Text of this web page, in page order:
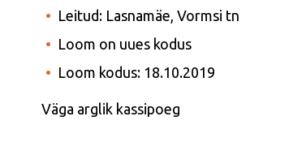
Leitud: Lasnamäe, Vormsi tn
Loom on uues kodus
Loom kodus: 18.10.2019
Väga arglik kassipoeg